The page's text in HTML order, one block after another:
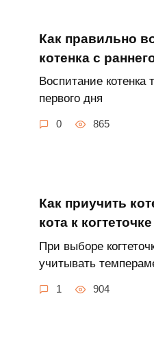
Как правильно
котенка с
Воспитание котенка
первого дня
0 865
Как приучить
кота к когтеточке
При выборе
учитывать
1 904